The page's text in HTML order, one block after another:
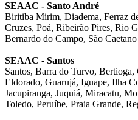
SEAAC - Santo André
Biritiba Mirim, Diadema, Ferraz
Cruzes, Poá, Ribeirão Pires, Rio
Bernardo do Campo, São
SEAAC - Santos
Santos, Barra do Turvo, Bertioga,
Eldorado, Guarujá, Iguape, Ilha
Jacupiranga, Juquiá, Miracatu,
Toledo, Peruíbe, Praia Grande,